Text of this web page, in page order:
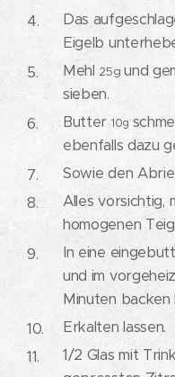
Das
Eigelb
Mehl 25gund
sieben.
Butter10g
ebenfalls dazu
Sowie den
Alles vorsichtig,
homogenen
In eine
und im
Minuten backen
Erkalten lassen.
1/2 Glas mit